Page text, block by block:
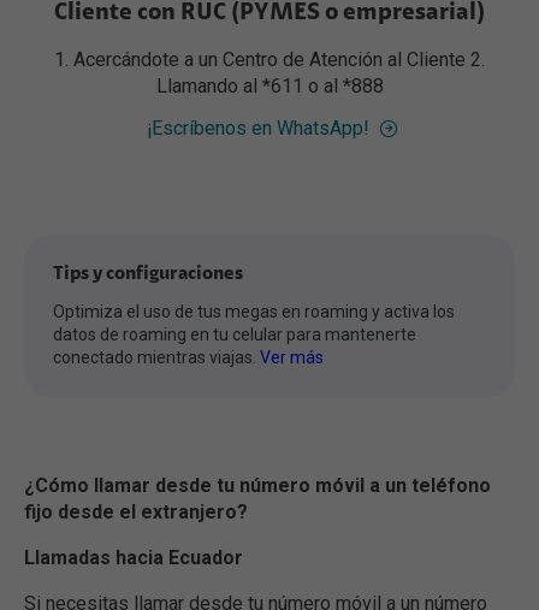
Cliente con RUC (PYMES o empresarial)
1. Acercándote a un Centro de Atención al Cliente 2.
Llamando al *611 o al *888
¡Escríbenos en WhatsApp!
Tips y configuraciones
Optimiza el uso de tus megas en roaming y activa los
datos de roaming en tu celular para mantenerte
conectado mientras viajas. Ver más
¿Cómo llamar desde tu número móvil a un teléfono
fijo desde el extranjero?
Llamadas hacia Ecuador
Si necesitas llamar desde tu número móvil a un número